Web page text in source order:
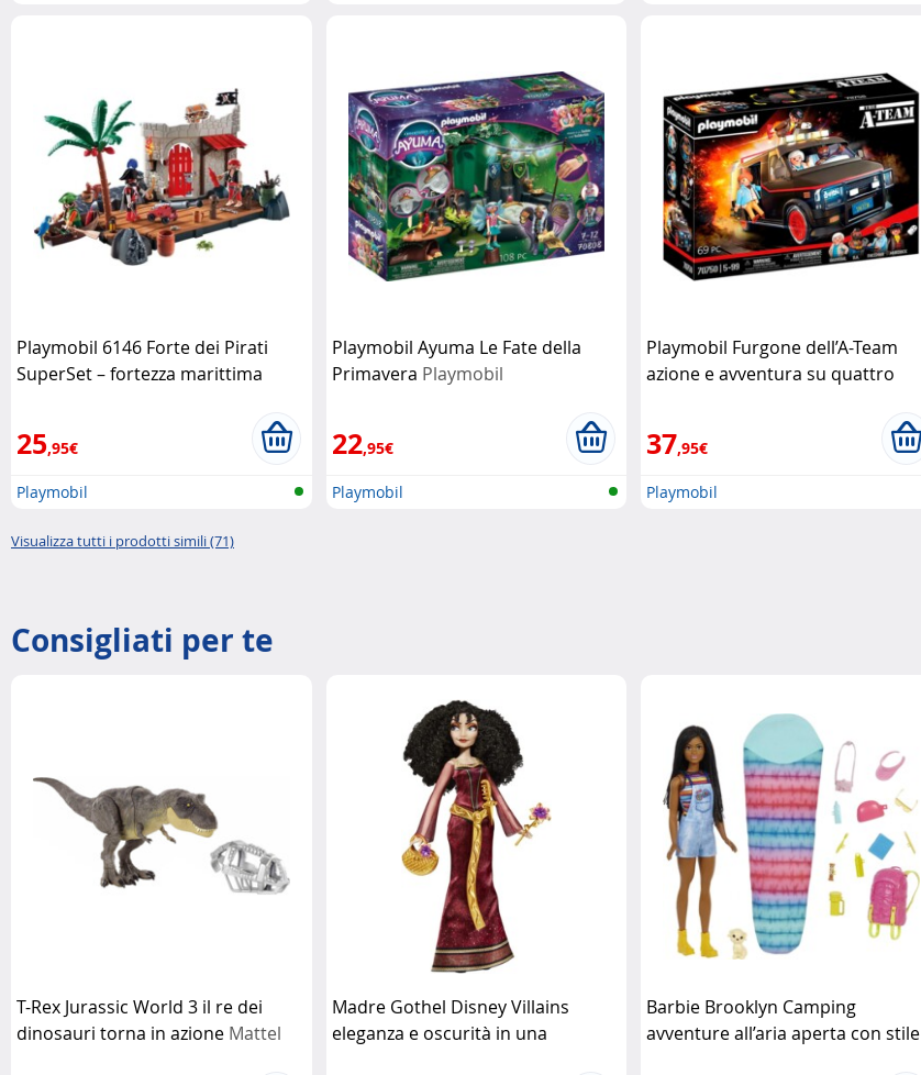
Playmobil 6146 Forte dei Pirati
SuperSet – fortezza marittima
25,95€
Playmobil
Playmobil Ayuma Le Fate della
Primavera Playmobil
22,95€
Playmobil
Playmobil Furgone dell’A-Team
azione e avventura su quattro
37,95€
Playmobil
Visualizza tutti i prodotti simili (71)
Consigliati per te
T-Rex Jurassic World 3 il re dei
dinosauri torna in azione Mattel
Madre Gothel Disney Villains
eleganza e oscurità in una
Barbie Brooklyn Camping
avventure all’aria aperta con stile